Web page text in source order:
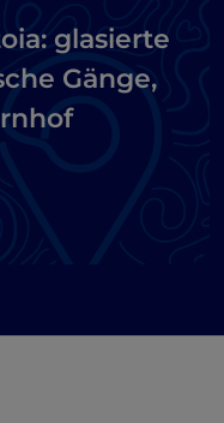
glasierte
Gänge,